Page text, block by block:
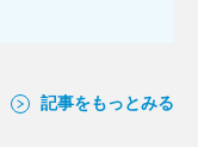
記事をもっとみる